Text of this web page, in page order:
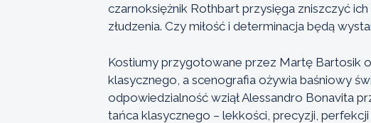
czarnoksiężnik Rothbart przysięga zniszczyć
złudzenia. Czy miłość i determinacja będą
Kostiumy przygotowane przez Martę Bartosik
klasycznego, a scenografia ożywia baśniowy
odpowiedzialność wziął Alessandro Bonavita
tańca klasycznego – lekkości, precyzji,